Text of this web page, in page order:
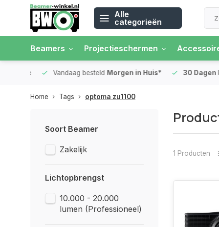
Alle
categorieën
Beamers Projectieschermen
Vandaag besteldMorgen in Huis* 30 Dagen
Home Tags optoma zu1100
Soort Beamer
Zakelijk
Lichtopbrengst
10.000 - 20.000
lumen (Professioneel)
1 Producten